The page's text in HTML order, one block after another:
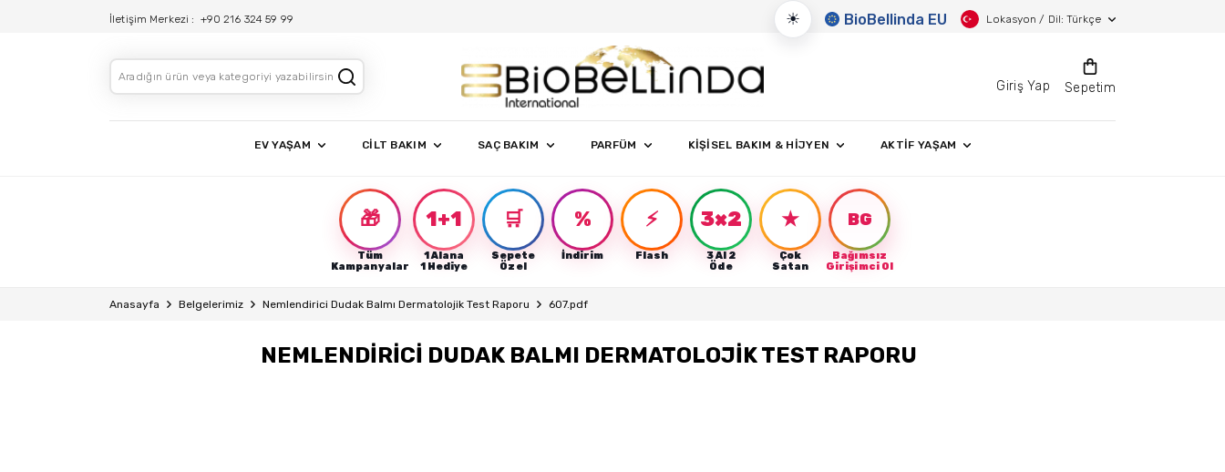
İletişim Merkezi : +90 216 324 59 99 ☀ BioBellinda EU Lokasyon / Dil: Türkçe
Giriş Yap Sepetim
EV YAŞAM CİLT BAKIM SAÇ BAKIM PARFÜM KİŞİSEL BAKIM & HİJYEN AKTİF YAŞAM
🎁
Tüm
Kampanyalar
1+1
1 Alana
1 Hediye
🛒
Sepete
Özel
%
İndirim
⚡
Flash
3×2
3 Al 2
Öde
★
Çok
Satan
BG
Bağımsız
Girişimci Ol
Anasayfa Belgelerimiz Nemlendirici Dudak Balmı Dermatolojik Test Raporu 607.pdf
NEMLENDİRİCİ DUDAK BALMI DERMATOLOJİK TEST RAPORU